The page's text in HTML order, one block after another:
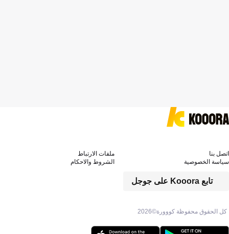
كل الحقوق محفوظة كووورة©2026
تابع Kooora على جوجل
اتصل بنا
ملفات الارتباط
سياسة الخصوصية
الشروط والاحكام